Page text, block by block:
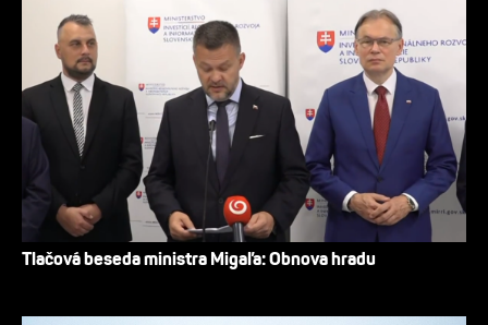
Tlačová beseda ministra Migaľa: Obnova hradu